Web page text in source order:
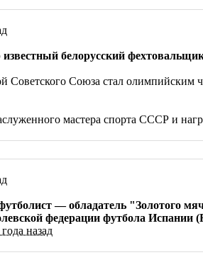
белорусский
Советского Союза стал
мастера спорта СССР и
— обладатель "Золотого
федерации футбола Испании
назад